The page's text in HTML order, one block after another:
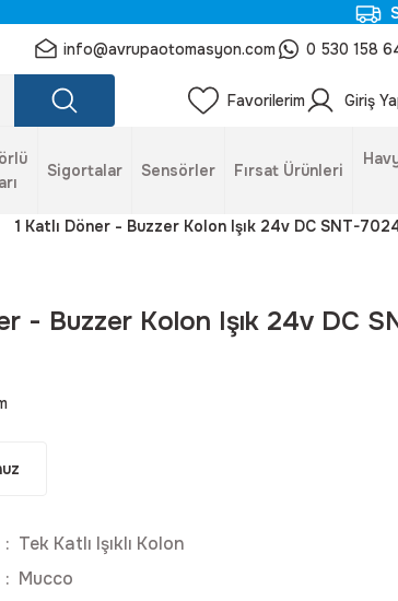
info@avrupaotomasyon.com 0 530 158
Favorilerim Giriş
Sigortalar Sensörler Fırsat Ürünleri
1 Katlı Döner - Buzzer Kolon Işık 24v DC SNT-
- Buzzer Kolon Işık 24v DC
Tek Katlı Işıklı Kolon
Mucco